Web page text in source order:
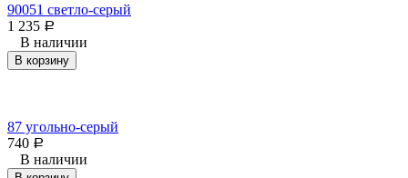
90051 светло-серый
1 235 Р
В наличии
В корзину
87 угольно-серый
740 Р
В наличии